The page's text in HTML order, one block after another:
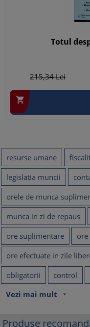
Totul
215,34Lei

resurse umane
legislatia muncii
orele de munca
munca in zi de repaus
ore suplimentare
ore
ore efectuate in zile
obligatorii
control
Vezi mai mult
arrow_drop_down
Produse